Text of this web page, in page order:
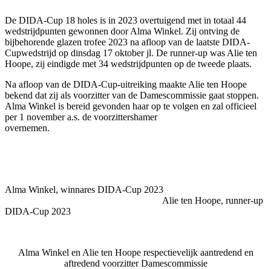
De DIDA-Cup 18 holes is in 2023 overtuigend met in totaal 44
wedstrijdpunten gewonnen door Alma Winkel. Zij ontving de
bijbehorende glazen trofee 2023 na afloop van de laatste DIDA-
Cupwedstrijd op dinsdag 17 oktober jl. De runner-up was Alie ten
Hoope, zij eindigde met 34 wedstrijdpunten op de tweede plaats.
Na afloop van de DIDA-Cup-uitreiking maakte Alie ten Hoope
bekend dat zij als voorzitter van de Damescommissie gaat stoppen.
Alma Winkel is bereid gevonden haar op te volgen en zal officieel
per 1 november a.s. de voorzittershamer
overnemen.
Alma Winkel, winnares DIDA-Cup 2023
Alie ten Hoope, runner-up
DIDA-Cup 2023
Alma Winkel en Alie ten Hoope respectievelijk aantredend en
aftredend voorzitter Damescommissie